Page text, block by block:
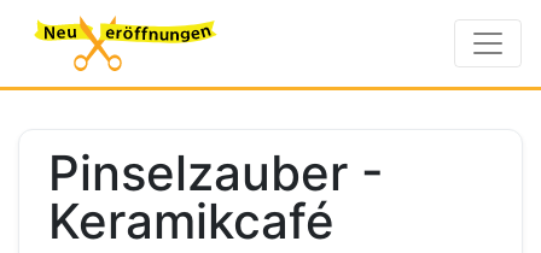
Pinselzauber -
Keramikcafé